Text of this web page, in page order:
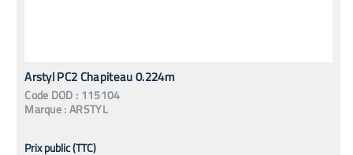
Arstyl PC2 Chapiteau 0.224m
Code DOD : 115104
Marque :ARSTYL
Prix public (TTC)